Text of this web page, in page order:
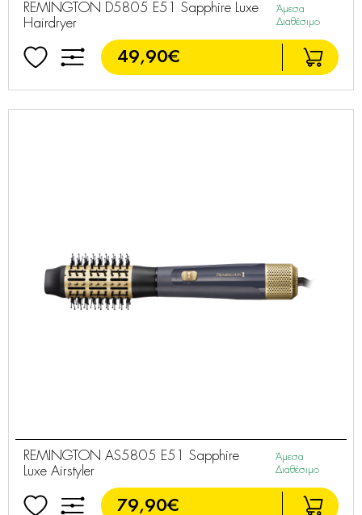
REMINGTON D5805 E51 Sapphire Luxe
Hairdryer
Άμεσα
Διαθέσιμο
49,90€
REMINGTON AS5805 E51 Sapphire
Luxe Airstyler
Άμεσα
Διαθέσιμο
79,90€